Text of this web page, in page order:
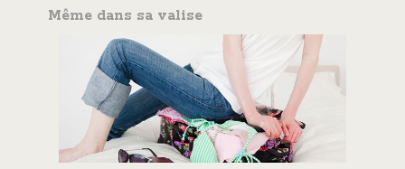
Même dans sa valise